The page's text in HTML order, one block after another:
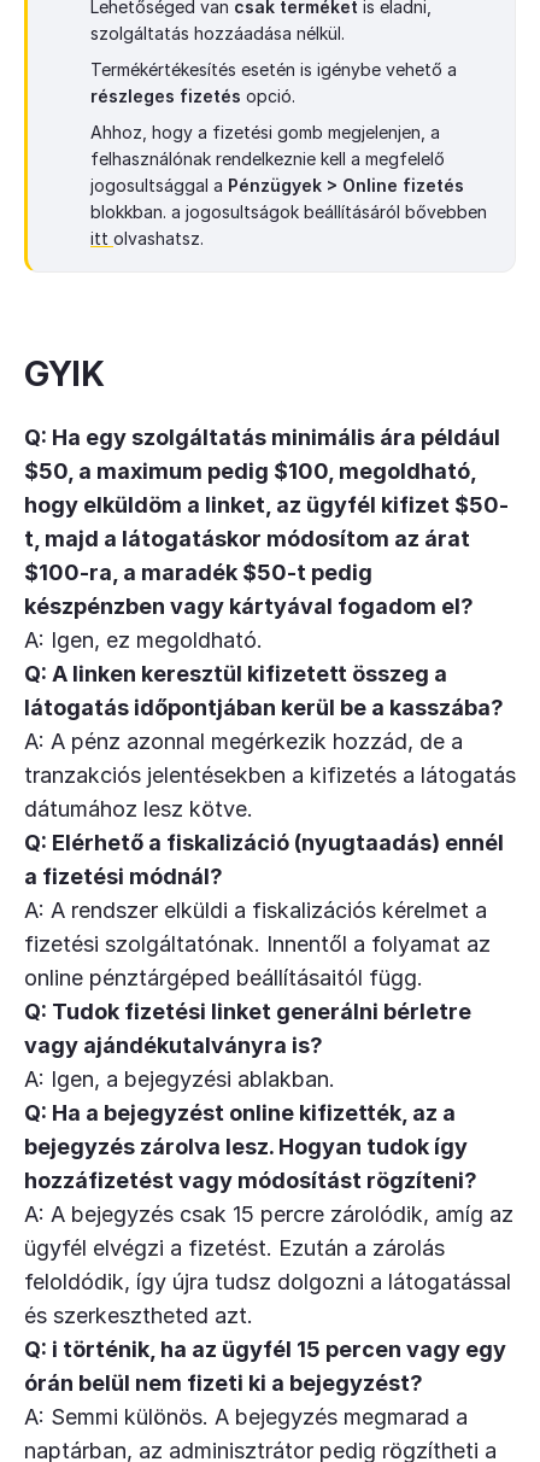
Lehetőséged van csak terméket is eladni,
szolgáltatás hozzáadása nélkül.
Termékértékesítés esetén is igénybe vehető a
részleges fizetés opció.
Ahhoz, hogy a fizetési gomb megjelenjen, a
felhasználónak rendelkeznie kell a megfelelő
jogosultsággal a Pénzügyek > Online fizetés
blokkban. a jogosultságok beállításáról bővebben
itt olvashatsz.
GYIK
Q: Ha egy szolgáltatás minimális ára például
$50, a maximum pedig $100, megoldható,
hogy elküldöm a linket, az ügyfél kifizet $50-
t, majd a látogatáskor módosítom az árat
$100-ra, a maradék $50-t pedig
készpénzben vagy kártyával fogadom el?
A: Igen, ez megoldható.
Q: A linken keresztül kifizetett összeg a
látogatás időpontjában kerül be a kasszába?
A: A pénz azonnal megérkezik hozzád, de a
tranzakciós jelentésekben a kifizetés a látogatás
dátumához lesz kötve.
Q: Elérhető a fiskalizáció (nyugtaadás) ennél
a fizetési módnál?
A: A rendszer elküldi a fiskalizációs kérelmet a
fizetési szolgáltatónak. Innentől a folyamat az
online pénztárgéped beállításaitól függ.
Q: Tudok fizetési linket generálni bérletre
vagy ajándékutalványra is?
A: Igen, a bejegyzési ablakban.
Q: Ha a bejegyzést online kifizették, az a
bejegyzés zárolva lesz. Hogyan tudok így
hozzáfizetést vagy módosítást rögzíteni?
A: A bejegyzés csak 15 percre zárolódik, amíg az
ügyfél elvégzi a fizetést. Ezután a zárolás
feloldódik, így újra tudsz dolgozni a látogatással
és szerkesztheted azt.
Q: i történik, ha az ügyfél 15 percen vagy egy
órán belül nem fizeti ki a bejegyzést?
A: Semmi különös. A bejegyzés megmarad a
naptárban, az adminisztrátor pedig rögzítheti a